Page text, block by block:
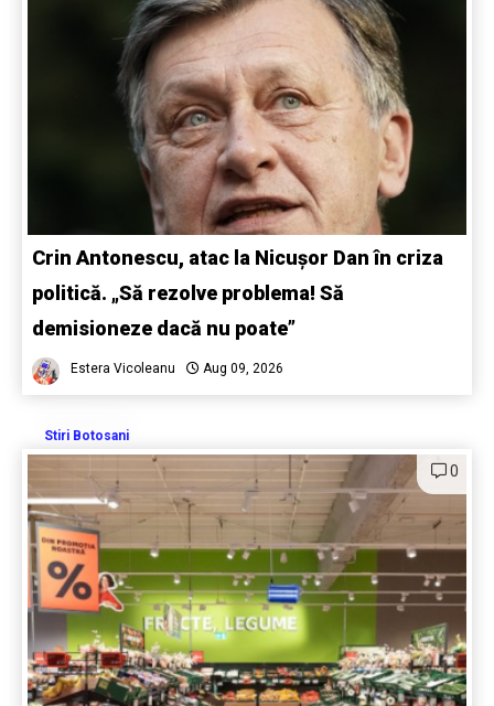
Crin Antonescu, atac la Nicușor Dan în criza
politică. „Să rezolve problema! Să
demisioneze dacă nu poate”
Estera Vicoleanu Aug 09, 2026
Stiri Botosani
0